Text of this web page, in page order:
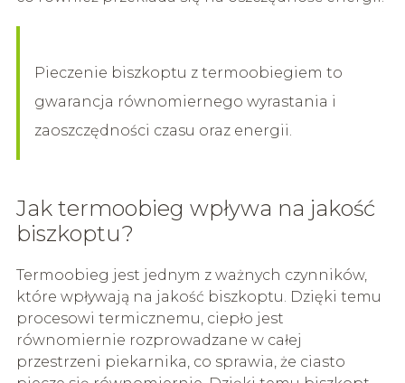
Pieczenie biszkoptu z termoobiegiem to
gwarancja równomiernego wyrastania i
zaoszczędności czasu oraz energii.
Jak termoobieg wpływa na jakość
biszkoptu?
Termoobieg jest jednym z ważnych czynników,
które wpływają na jakość biszkoptu. Dzięki temu
procesowi termicznemu, ciepło jest
równomiernie rozprowadzane w całej
przestrzeni piekarnika, co sprawia, że ciasto